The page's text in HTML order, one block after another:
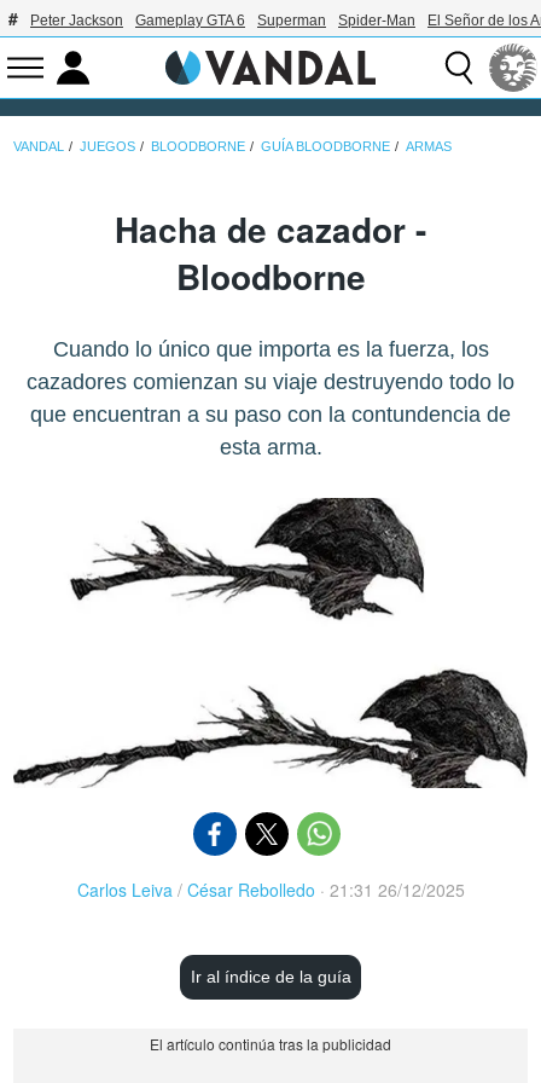
Peter Jackson Gameplay GTA 6 Superman Spider-Man El Señor de los
VANDAL JUEGOS BLOODBORNE GUÍA BLOODBORNE ARMAS
Hacha de cazador -
Bloodborne
Cuando lo único que importa es la fuerza, los
cazadores comienzan su viaje destruyendo todo lo
que encuentran a su paso con la contundencia de
esta arma.
Carlos Leiva / César Rebolledo · 21:31 26/12/2025
Ir al índice de la guía